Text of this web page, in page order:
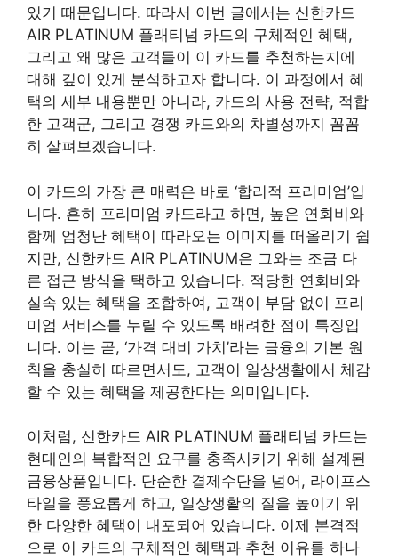
있기 때문입니다. 따라서 이번 글에서는 신한카드
AIR PLATINUM 플래티넘 카드의 구체적인 혜택,
그리고 왜 많은 고객들이 이 카드를 추천하는지에
대해 깊이 있게 분석하고자 합니다. 이 과정에서 혜
택의 세부 내용뿐만 아니라, 카드의 사용 전략, 적합
한 고객군, 그리고 경쟁 카드와의 차별성까지 꼼꼼
히 살펴보겠습니다.
이 카드의 가장 큰 매력은 바로 ‘합리적 프리미엄’입
니다. 흔히 프리미엄 카드라고 하면, 높은 연회비와
함께 엄청난 혜택이 따라오는 이미지를 떠올리기 쉽
지만, 신한카드 AIR PLATINUM은 그와는 조금 다
른 접근 방식을 택하고 있습니다. 적당한 연회비와
실속 있는 혜택을 조합하여, 고객이 부담 없이 프리
미엄 서비스를 누릴 수 있도록 배려한 점이 특징입
니다. 이는 곧, ‘가격 대비 가치’라는 금융의 기본 원
칙을 충실히 따르면서도, 고객이 일상생활에서 체감
할 수 있는 혜택을 제공한다는 의미입니다.
이처럼, 신한카드 AIR PLATINUM 플래티넘 카드는
현대인의 복합적인 요구를 충족시키기 위해 설계된
금융상품입니다. 단순한 결제수단을 넘어, 라이프스
타일을 풍요롭게 하고, 일상생활의 질을 높이기 위
한 다양한 혜택이 내포되어 있습니다. 이제 본격적
으로 이 카드의 구체적인 혜택과 추천 이유를 하나